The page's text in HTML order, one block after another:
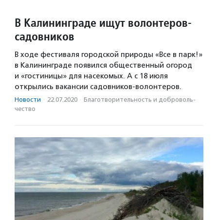
В Калининграде ищут волонтеров-
садовников
В ходе фестиваля городской природы «Все в парк!»
в Калининграде появился общественный огород
и «гостиницы» для насекомых. А с 18 июля
открылись вакансии садовников-волонтеров.
Новости · 22.07.2020 · Благотвори­тель­ность и доброволь­
чест­во